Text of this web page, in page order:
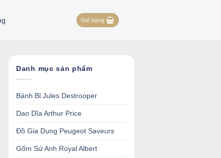
Giỏ hàng
Danh mục sản phẩm
Bánh Bỉ Jules Destrooper
Dao Dĩa Arthur Price
Đồ Gia Dụng Peugeot Saveurs
Gốm Sứ Anh Royal Albert